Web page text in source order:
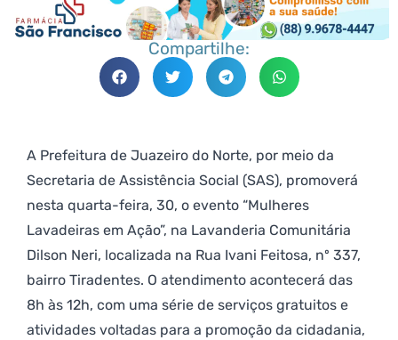
Compartilhe:
A Prefeitura de Juazeiro do Norte, por meio da
Secretaria de Assistência Social (SAS), promoverá
nesta quarta-feira, 30, o evento “Mulheres
Lavadeiras em Ação”, na Lavanderia Comunitária
Dilson Neri, localizada na Rua Ivani Feitosa, nº 337,
bairro Tiradentes. O atendimento acontecerá das
8h às 12h, com uma série de serviços gratuitos e
atividades voltadas para a promoção da cidadania,